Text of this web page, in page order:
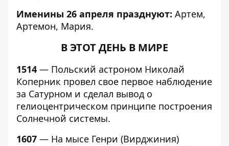
Именины 26 апреля празднуют: Артем,
Артемон, Мария.
В ЭТОТ ДЕНЬ В МИРЕ
1514 — Польский астроном Николай
Коперник провел свое первое наблюдение
за Сатурном и сделал вывод о
гелиоцентрическом принципе построения
Солнечной системы.
1607 — На мысе Генри (Вирджиния)